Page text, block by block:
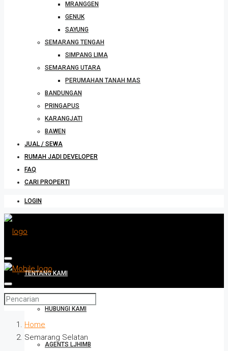
MRANGGEN
GENUK
SAYUNG
SEMARANG TENGAH
SIMPANG LIMA
SEMARANG UTARA
PERUMAHAN TANAH MAS
BANDUNGAN
PRINGAPUS
KARANGJATI
BAWEN
JUAL / SEWA
RUMAH JADI DEVELOPER
FAQ
CARI PROPERTI
LOGIN
TENTANG KAMI
HUBUNGI KAMI
AGENTS LJHIMB
Home
Semarang Selatan